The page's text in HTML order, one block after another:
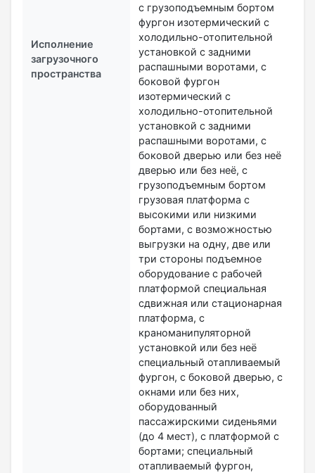
Исполнение
загрузочного
пространства
с грузоподъемным бортом
фургон изотермический с
холодильно-отопительной
установкой с задними
распашными воротами, с
боковой фургон
изотермический с
холодильно-отопительной
установкой с задними
распашными воротами, с
боковой дверью или без неё
дверью или без неё, с
грузоподъемным бортом
грузовая платформа с
высокими или низкими
бортами, с возможностью
выгрузки на одну, две или
три стороны подъемное
оборудование с рабочей
платформой специальная
сдвижная или стационарная
платформа, с
краноманипуляторной
установкой или без неё
специальный отапливаемый
фургон, с боковой дверью, с
окнами или без них,
оборудованный
пассажирскими сиденьями
(до 4 мест), с платформой с
бортами; специальный
отапливаемый фургон,